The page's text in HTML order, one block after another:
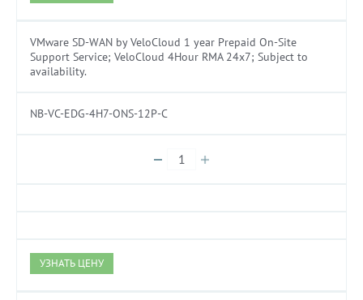
VMware SD-WAN by VeloCloud 1 year Prepaid On-Site
Support Service; VeloCloud 4Hour RMA 24x7; Subject to
availability.
NB-VC-EDG-4H7-ONS-12P-C
УЗНАТЬ ЦЕНУ